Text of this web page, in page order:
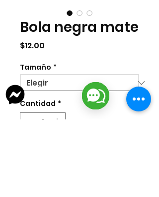
Bola negra mate
$12.00
Tamaño *
Cantidad *